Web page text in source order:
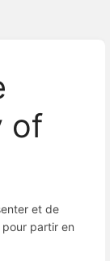
of
et de
partir en